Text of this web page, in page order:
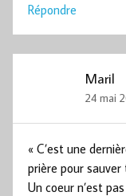
Répondre
Maril
24 mai
« C’est une
prière pour sauver
Un coeur n’est